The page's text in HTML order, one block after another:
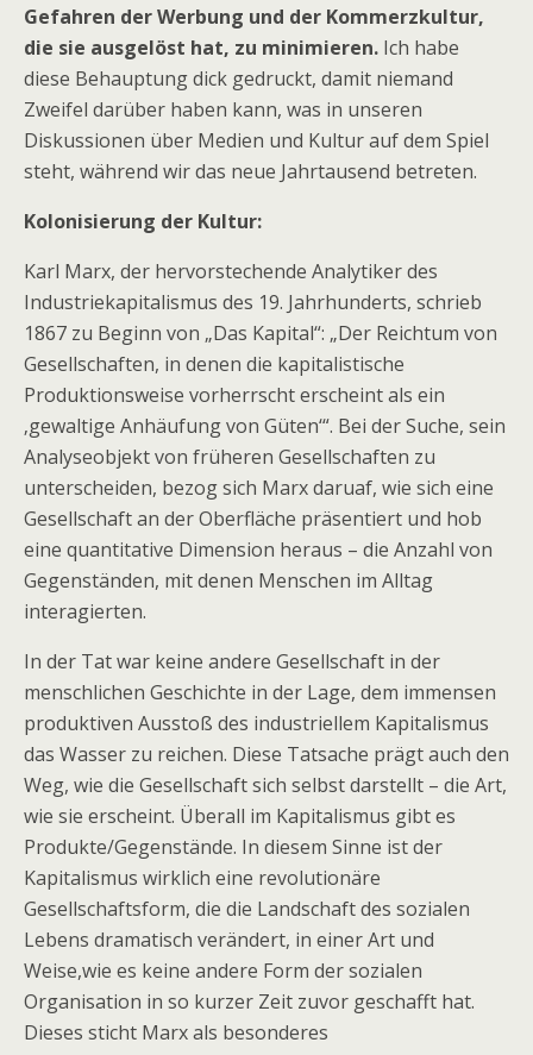
Gefahren der Werbung und der Kommerzkultur,
die sie ausgelöst hat, zu minimieren. Ich habe
diese Behauptung dick gedruckt, damit niemand
Zweifel darüber haben kann, was in unseren
Diskussionen über Medien und Kultur auf dem Spiel
steht, während wir das neue Jahrtausend betreten.
Kolonisierung der Kultur:
Karl Marx, der hervorstechende Analytiker des
Industriekapitalismus des 19. Jahrhunderts, schrieb
1867 zu Beginn von „Das Kapital“: „Der Reichtum von
Gesellschaften, in denen die kapitalistische
Produktionsweise vorherrscht erscheint als ein
‚gewaltige Anhäufung von Güten‘“. Bei der Suche, sein
Analyseobjekt von früheren Gesellschaften zu
unterscheiden, bezog sich Marx daruaf, wie sich eine
Gesellschaft an der Oberfläche präsentiert und hob
eine quantitative Dimension heraus – die Anzahl von
Gegenständen, mit denen Menschen im Alltag
interagierten.
In der Tat war keine andere Gesellschaft in der
menschlichen Geschichte in der Lage, dem immensen
produktiven Ausstoß des industriellem Kapitalismus
das Wasser zu reichen. Diese Tatsache prägt auch den
Weg, wie die Gesellschaft sich selbst darstellt – die Art,
wie sie erscheint. Überall im Kapitalismus gibt es
Produkte/Gegenstände. In diesem Sinne ist der
Kapitalismus wirklich eine revolutionäre
Gesellschaftsform, die die Landschaft des sozialen
Lebens dramatisch verändert, in einer Art und
Weise,wie es keine andere Form der sozialen
Organisation in so kurzer Zeit zuvor geschafft hat.
Dieses sticht Marx als besonderes